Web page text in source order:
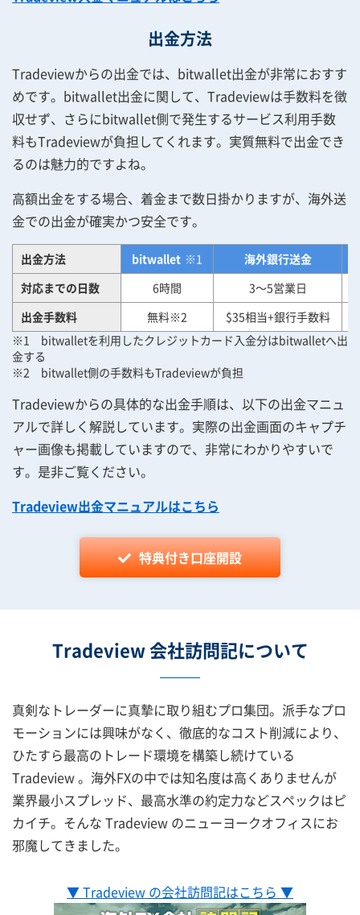
出金方法
Tradeviewからの出金では、bitwallet出金が非常におすす
めです。bitwallet出金に関して、Tradeviewは手数料を徴
収せず、さらにbitwallet側で発生するサービス利用手数
料もTradeviewが負担してくれます。実質無料で出金でき
るのは魅力的ですよね。
高額出金をする場合、着金まで数日掛かりますが、海外送
金での出金が確実かつ安全です。
出金方法 bitwallet ※1 海外銀行送金
対応までの日数
6時間
3～5営業日
出金手数料
無料※2
$35相当+銀行手数料
※1 bitwalletを利用したクレジットカード入金分はbitwalletへ出
金する
※2 bitwallet側の手数料もTradeviewが負担
Tradeviewからの具体的な出金手順は、以下の出金マニュ
アルで詳しく解説しています。実際の出金画面のキャプチ
ャー画像も掲載していますので、非常にわかりやすいで
す。是非ご覧ください。
Tradeview出金マニュアルはこちら
特典付き口座開設
Tradeview 会社訪問記について
真剣なトレーダーに真摯に取り組むプロ集団。派手なプロ
モーションには興味がなく、徹底的なコスト削減により、
ひたすら最高のトレード環境を構築し続けている
Tradeview 。海外FXの中では知名度は高くありませんが
業界最小スプレッド、最高水準の約定力などスペックはピ
カイチ。そんな Tradeview のニューヨークオフィスにお
邪魔してきました。
▼ Tradeview の会社訪問記はこちら ▼